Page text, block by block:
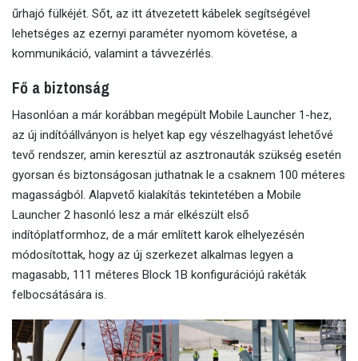
űrhajó fülkéjét. Sőt, az itt átvezetett kábelek segítségével
lehetséges az ezernyi paraméter nyomom követése, a
kommunikáció, valamint a távvezérlés.
Fő a biztonság
Hasonlóan a már korábban megépült Mobile Launcher 1-hez,
az új indítóállványon is helyet kap egy vészelhagyást lehetővé
tevő rendszer, amin keresztül az asztronauták szükség esetén
gyorsan és biztonságosan juthatnak le a csaknem 100 méteres
magasságból. Alapvető kialakítás tekintetében a Mobile
Launcher 2 hasonló lesz a már elkészült első
indítóplatformhoz, de a már említett karok elhelyezésén
módosítottak, hogy az új szerkezet alkalmas legyen a
magasabb, 111 méteres Block 1B konfigurációjú rakéták
felbocsátására is.